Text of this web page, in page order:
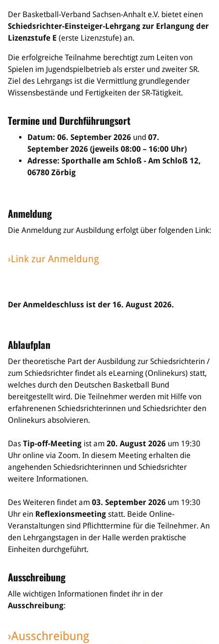
Sportorganisation
Philosophie
Spielbetrieb
BVSA-Events
Hallenübersicht
Digitaler Spielberichtsbogen
Leistungssport
Ausrichtung
Auswahlen
Mitteldeutsche Liga (MDL)
Projekte
Info
Bildungsangebote im BVSA
Stellenangebote
Downloads
Turnier- & Campbörse
FAQ
Kontakt
Vereinsfanshops
Der Basketball-Verband Sachsen-Anhalt e.V. bietet einen
Schiedsrichter-Einsteiger-Lehrgang zur Erlangung der
Lizenzstufe E (erste Lizenzstufe) an.
Die erfolgreiche Teilnahme berechtigt zum Leiten von
Spielen im Jugendspielbetrieb als erster und zweiter SR.
Ziel des Lehrgangs ist die Vermittlung grundlegender
Wissensbestände und Fertigkeiten der SR-Tätigkeit.
Termine und Durchführungsort
Datum: 06. September 2026 und 07.
September 2026 (jeweils 08:00 – 16:00 Uhr)
Adresse: Sporthalle am Schloß - Am Schloß 12,
06780 Zörbig
Anmeldung
Die Anmeldung zur Ausbildung erfolgt über folgenden Link:
›Link zur Anmeldung
Der Anmeldeschluss ist der 16. August 2026.
Ablaufplan
Der theoretische Part der Ausbildung zur Schiedsrichterin /
zum Schiedsrichter findet als eLearning (Onlinekurs) statt,
welches durch den Deutschen Basketball Bund
bereitgestellt wird. Die Teilnehmer werden mit Hilfe von
erfahrenenen Schiedsrichterinnen und Schiedsrichter den
Onlinekurs absolvieren.
Das Tip-off-Meeting ist am 20. August 2026 um 19:30
Uhr online via Zoom. In diesem Meeting erhalten die
angehenden Schiedsrichterinnen und Schiedsrichter
weitere Informationen.
Des Weiteren findet am 03. September 2026 um 19:30
Uhr ein Reflexionsmeeting statt. Beide Online-
Veranstaltungen sind Pflichttermine für die Teilnehmer. An
den Lehrgangstagen in der Halle werden praktische
Einheiten durchgeführt.
Ausschreibung
Alle wichtigen Informationen findet ihr in der
Ausschreibung:
›Ausschreibung